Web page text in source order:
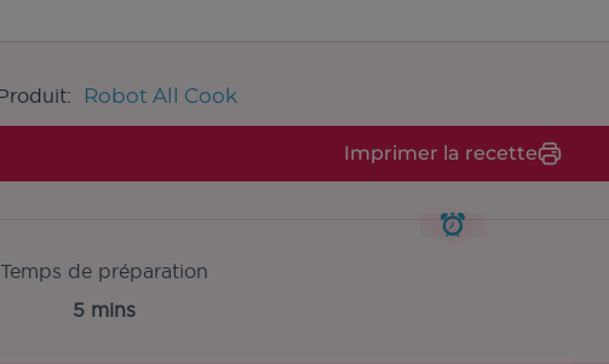
Robot All Cook
Imprimer la recette
Temps de préparation
5 mins